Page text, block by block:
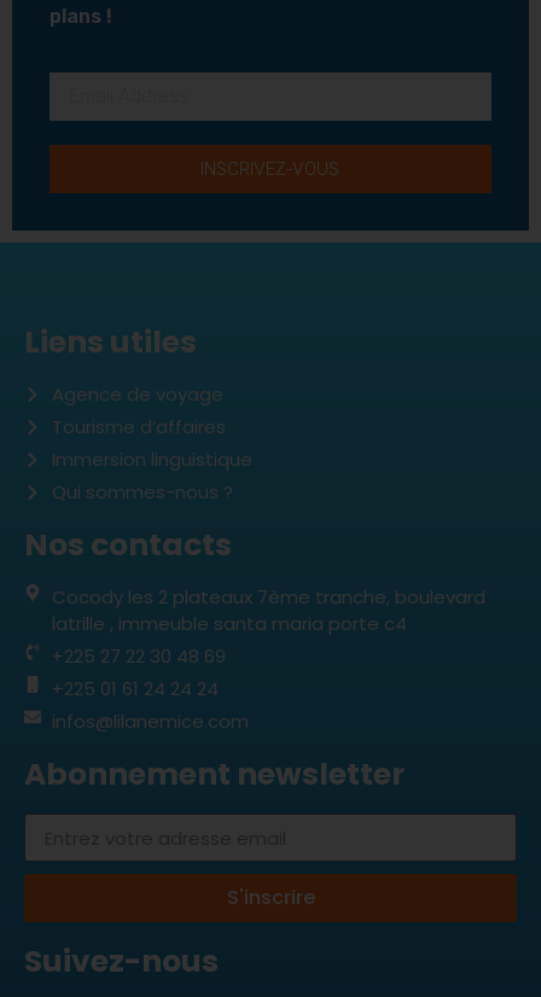
plans !
INSCRIVEZ-VOUS
Liens utiles
Agence de voyage
Tourisme d’affaires
Immersion linguistique
Qui sommes-nous ?
Nos contacts
Cocody les 2 plateaux 7ème tranche, boulevard
latrille , immeuble santa maria porte c4
+225 27 22 30 48 69
+225 01 61 24 24 24
infos@lilanemice.com
Abonnement newsletter
S'inscrire
Suivez-nous